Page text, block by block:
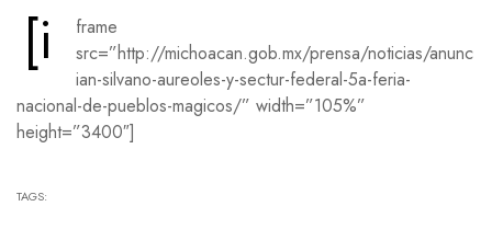
[i
frame
src=”http://michoacan.gob.mx/prensa/noticias/anunc
ian-silvano-aureoles-y-sectur-federal-5a-feria-
nacional-de-pueblos-magicos/” width=”105%”
height=”3400″]
TAGS: